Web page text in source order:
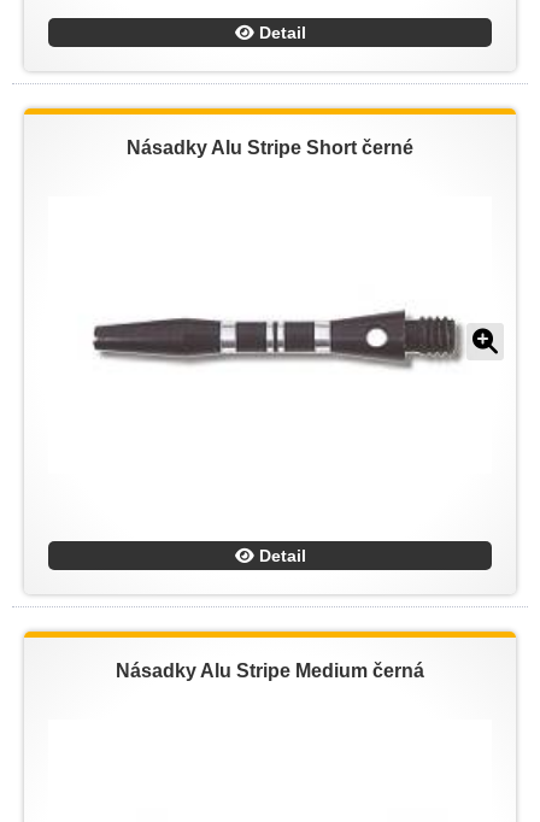
Detail
Násadky Alu Stripe Short černé
Detail
Násadky Alu Stripe Medium černá